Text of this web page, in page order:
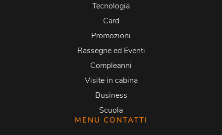
Tecnologia
Card
Promozioni
Rassegne ed Eventi
Compleanni
Visite in cabina
Business
Scuola
MENU CONTATTI